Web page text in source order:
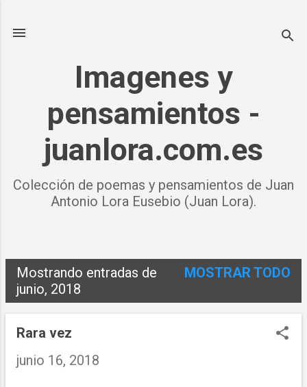
Imagenes y
pensamientos -
juanlora.com.es
Colección de poemas y pensamientos de Juan
Antonio Lora Eusebio (Juan Lora).
n
Mostrando entradas de
junio, 2018
MOSTRAR TODO
Rara vez
junio 16, 2018